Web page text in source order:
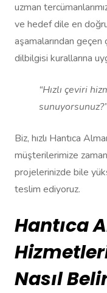
uzman
ve hedef dile en
aşamalarından
dilbilgisi kurallarına
“Hızlı çeviri
sunuyorsunuz?”
Biz, hızlı Hantıca
müşterilerimize
projelerinizde bile
teslim ediyoruz.
Hantıca
Nasıl